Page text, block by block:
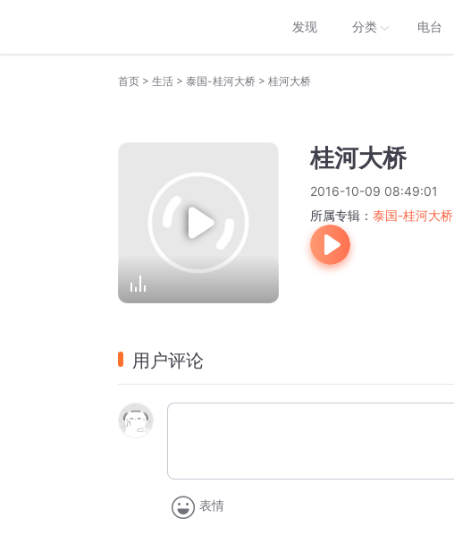
发现 分类 电台
首页 > 生活 > 泰国-桂河大桥 > 桂河大桥
桂河大桥
2016-10-09 08:49:01
所属专辑： 泰国-桂河大桥
用户评论
表情